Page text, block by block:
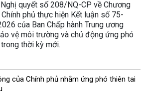
quyết số 208/NQ-CP về Chương
phủ thực hiện Kết luận số 75-
của Ban Chấp hành Trung ương
vệ môi trường và chủ động ứng phó
thời kỳ mới.
của Chính phủ nhằm ứng phó thiên tai